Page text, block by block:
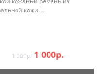
кожи. ..
1 900р. 1 000р.